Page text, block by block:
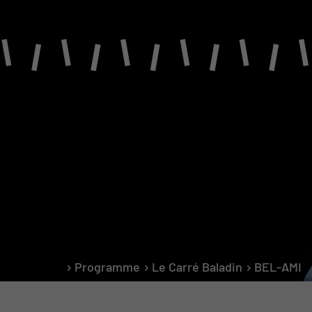
PROGRAMME
Programme Le Carré Baladin BEL-AMI